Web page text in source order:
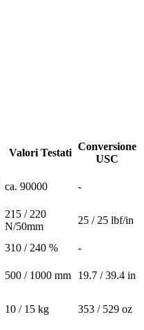
Valori Testati
Conversione
USC
ca. 90000 -
215 / 220
N/50mm
25 / 25 lbf/in
310 / 240 %
-
500 / 1000 mm
19.7 / 39.4 in
10 / 15 kg 353 / 529 oz